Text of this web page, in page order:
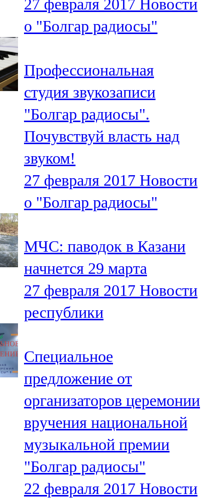
27 февраля 2017 Новости
о "Болгар радиосы"
Профессиональная
студия звукозаписи
"Болгар радиосы".
Почувствуй власть над
звуком!
27 февраля 2017 Новости
о "Болгар радиосы"
МЧС: паводок в Казани
начнется 29 марта
27 февраля 2017 Новости
республики
Специальное
предложение от
организаторов церемонии
вручения национальной
музыкальной премии
"Болгар радиосы"
22 февраля 2017 Новости